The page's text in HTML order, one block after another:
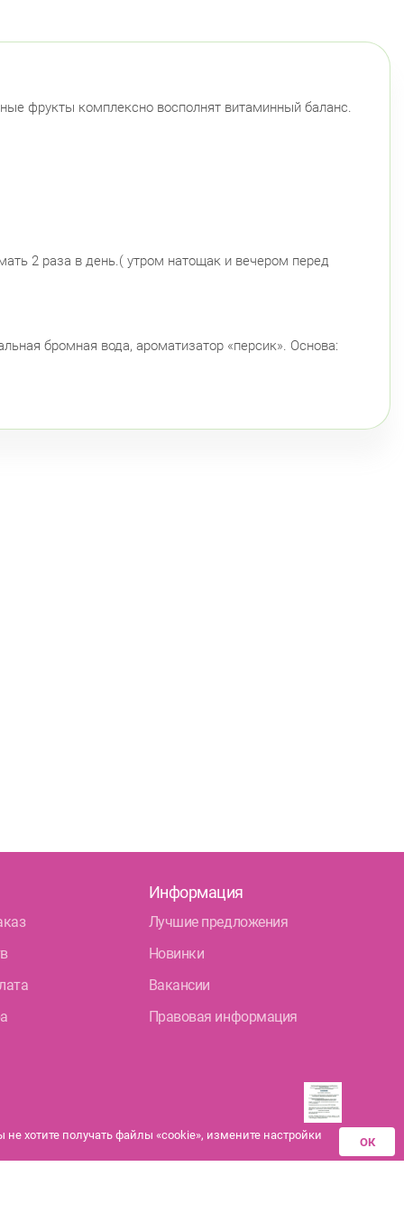
Петроградская Чкаловская
ул., д.143 Круглосуточно
пр. 67
пр.
фрукты комплексно восполнят витаминный баланс.
2 раза в день.( утром натощак и вечером перед
бромная вода, ароматизатор «персик». Основа:
Информация
Лучшие предложения
Новинки
Вакансии
Правовая информация
Разрешения аптек-
партнеров на
хотите получать файлы «cookie», измените настройки
ОК